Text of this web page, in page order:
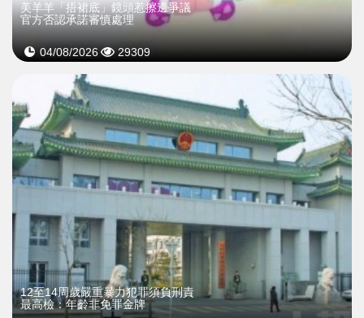
美羊羊「捂裙底」鏡頭惹擦邊爭議
官方否認承諾審慎處理
04/08/2026 29309
12至14周歲嚴重暴力犯罪須負刑責
最高檢：年齡非免罪金牌